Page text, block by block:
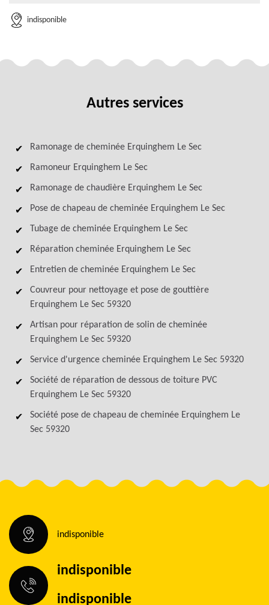
indisponible
Autres services
Ramonage de cheminée Erquinghem Le Sec
Ramoneur Erquinghem Le Sec
Ramonage de chaudière Erquinghem Le Sec
Pose de chapeau de cheminée Erquinghem Le Sec
Tubage de cheminée Erquinghem Le Sec
Réparation cheminée Erquinghem Le Sec
Entretien de cheminée Erquinghem Le Sec
Couvreur pour nettoyage et pose de gouttière
Erquinghem Le Sec 59320
Artisan pour réparation de solin de cheminée
Erquinghem Le Sec 59320
Service d'urgence cheminée Erquinghem Le Sec 59320
Société de réparation de dessous de toiture PVC
Erquinghem Le Sec 59320
Société pose de chapeau de cheminée Erquinghem Le
Sec 59320
indisponible
indisponible
indisponible